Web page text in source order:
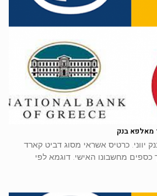
מאלפא בנק
יווני. כרטיס אשראי מסוג דביט קארד
מחשבונו האישי. דוגמא לפי